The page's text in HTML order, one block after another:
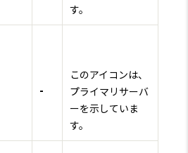
す。
-
このアイコンは、
プライマリサーバ
ーを示していま
す。